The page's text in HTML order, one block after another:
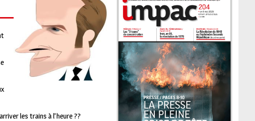
les trains à l’heure ??